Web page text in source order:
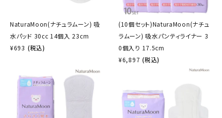
NaturaMoon(ナチュラムーン) 吸
水パッド 30cc 14個入 23cm
¥693 (税込)
(10個セット)NaturaMoon(ナチュ
ラムーン) 吸水パンティライナー 3
0個入り 17.5cm
¥6,897 (税込)